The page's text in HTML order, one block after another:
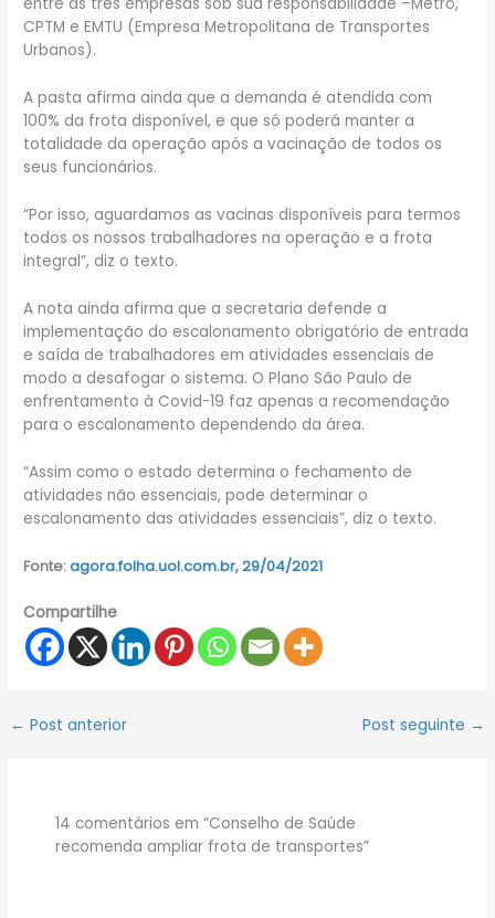
entre as três empresas sob sua responsabilidade –Metrô,
CPTM e EMTU (Empresa Metropolitana de Transportes
Urbanos).
A pasta afirma ainda que a demanda é atendida com
100% da frota disponível, e que só poderá manter a
totalidade da operação após a vacinação de todos os
seus funcionários.
“Por isso, aguardamos as vacinas disponíveis para termos
todos os nossos trabalhadores na operação e a frota
integral”, diz o texto.
A nota ainda afirma que a secretaria defende a
implementação do escalonamento obrigatório de entrada
e saída de trabalhadores em atividades essenciais de
modo a desafogar o sistema. O Plano São Paulo de
enfrentamento à Covid-19 faz apenas a recomendação
para o escalonamento dependendo da área.
“Assim como o estado determina o fechamento de
atividades não essenciais, pode determinar o
escalonamento das atividades essenciais”, diz o texto.
Fonte:agora.folha.uol.com.br, 29/04/2021
Compartilhe
← Post anterior Post seguinte →
14 comentários em “Conselho de Saúde
recomenda ampliar frota de transportes”